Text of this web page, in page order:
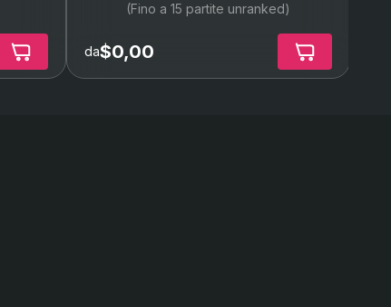
(Fino a 15 partite unranked)
da$0,00